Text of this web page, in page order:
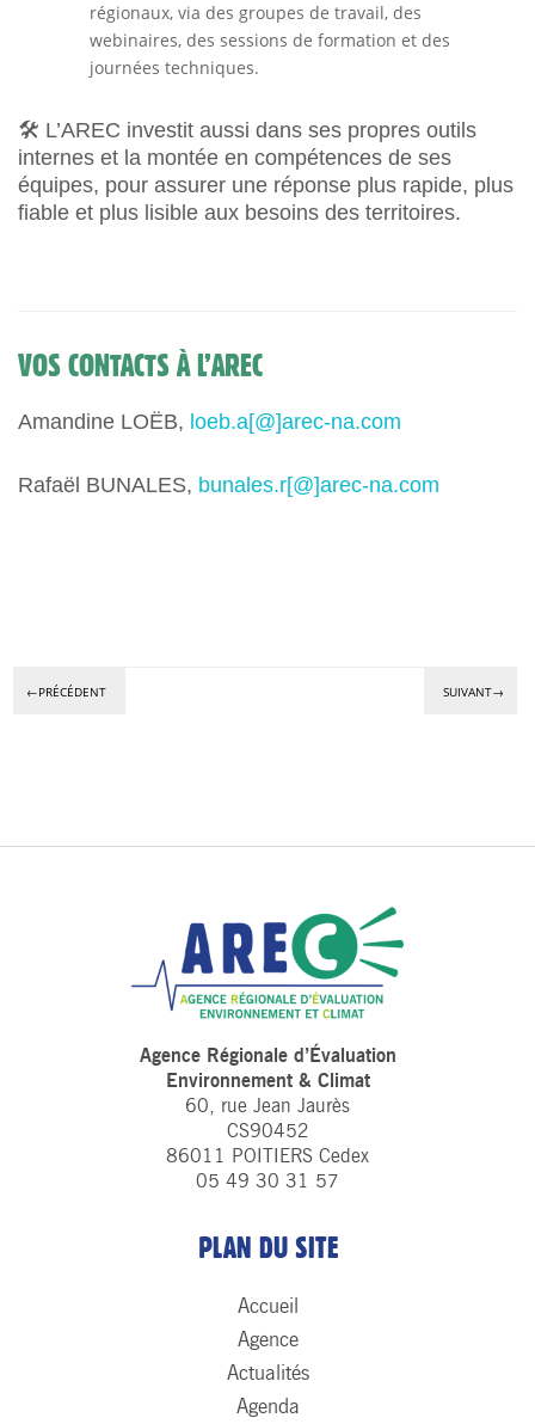
régionaux, via des groupes de travail, des
webinaires, des sessions de formation et des
journées techniques.
🛠️ L’AREC investit aussi dans ses propres outils
internes et la montée en compétences de ses
équipes, pour assurer une réponse plus rapide, plus
fiable et plus lisible aux besoins des territoires.
VOS CONTACTS À L’AREC
Amandine LOËB, loeb.a[@]arec-na.com
Rafaël BUNALES, bunales.r[@]arec-na.com
←PRÉCÉDENT SUIVANT→
Agence Régionale d’Évaluation
Environnement & Climat
60, rue Jean Jaurès
CS90452
86011 POITIERS Cedex
05 49 30 31 57
PLAN DU SITE
Accueil
Agence
Actualités
Agenda